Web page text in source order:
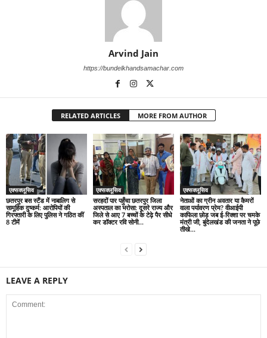
Arvind Jain
https://bundelkhandsamachar.com
RELATED ARTICLES MORE FROM AUTHOR
एक्सक्लूसिव
छतरपुर बस स्टैंड में नाबालिग से
सामूहिक दुष्कर्म: आरोपियों की
गिरफ्तारी के लिए पुलिस ने गठित कीं
8 टीमें
एक्सक्लूसिव
सरहदों पार पहुँचा छतरपुर जिला
अस्पताल का भरोसा: दूसरे राज्य और
जिले से आए 7 बच्चों के टेढ़े पैर सीधे
कर डॉक्टर रवि सोनी...
एक्सक्लूसिव
नेताओं का ग्रीन अवतार या कैमरों
वाला पर्यावरण प्रेम? वीआईपी
काफिला छोड़ जब ई-रिक्शा पर चमके
मंत्री जी, बुंदेलखंड की जनता ने पूछे
तीखे...
LEAVE A REPLY